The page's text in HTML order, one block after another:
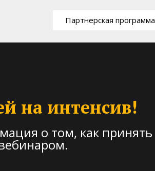
Партнерская программа
на интенсив!
о том, как принять